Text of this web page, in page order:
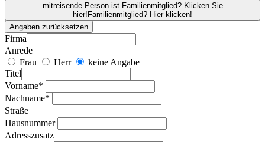
mitreisende Person ist Familienmitglied? Klicken Sie
hier! Familienmitglied? Hier klicken!
Angaben zurücksetzen
Firma
Anrede
Frau
Herr
keine Angabe
Titel
Vorname*
Nachname*
Straße
Hausnummer
Adresszusatz